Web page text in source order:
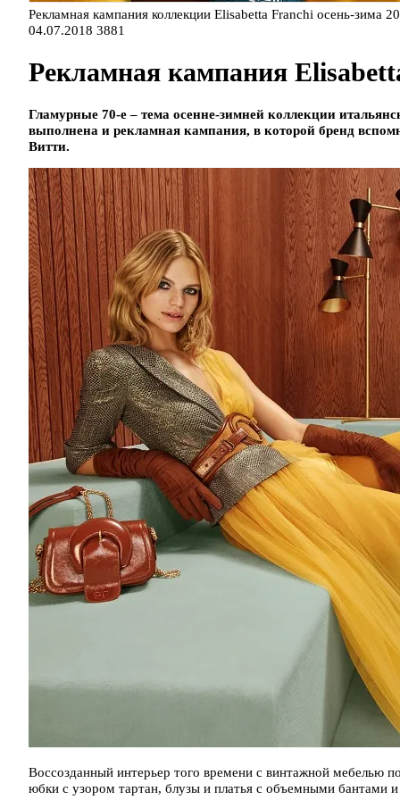
Рекламная кампания коллекции Elisabetta Franchi осень-зима
04.07.2018 3881
Рекламная кампания
Гламурные 70-е – тема осенне-зимней коллекции
выполнена и рекламная кампания, в которой бренд
Витти.
Воссозданный интерьер того времени с винтажной мебелью
юбки с узором тартан, блузы и платья с объемными бантами